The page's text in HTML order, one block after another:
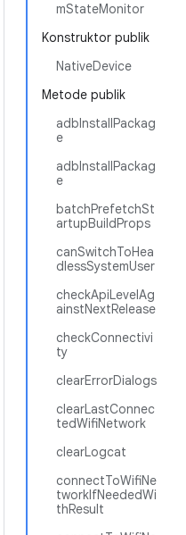
mStateMonitor
Konstruktor publik
NativeDevice
Metode publik
adbInstallPackag
e
adbInstallPackag
e
batchPrefetchSt
artupBuildProps
canSwitchToHea
dlessSystemUser
checkApiLevelAg
ainstNextRelease
checkConnectivi
ty
clearErrorDialogs
clearLastConnec
tedWifiNetwork
clearLogcat
connectToWifiNe
tworkIfNeededWi
thResult